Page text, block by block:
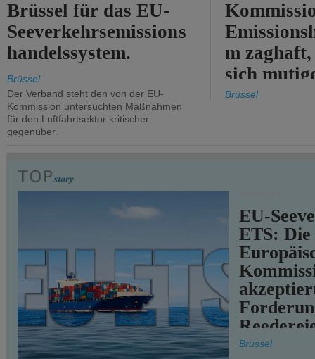
Brüssel für das EU-
Seeverkehrsemissions
handelssystem.
Brüssel
Der Verband steht den von der EU-
Kommission untersuchten Maßnahmen
für den Luftfahrtsektor kritischer
gegenüber.
m
sich
Brüssel
EU-
ETS: Die
teilweise.
Brüssel